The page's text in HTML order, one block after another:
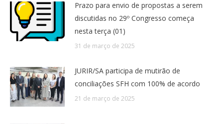
Prazo para envio de propostas a serem
discutidas no 29º Congresso começa
nesta terça (01)
31 de março de 2025
JURIR/SA participa de mutirão de
conciliações SFH com 100% de acordo
21 de março de 2025